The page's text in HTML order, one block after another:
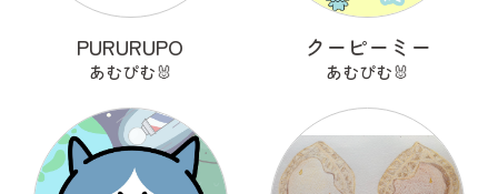
PURURUPO
あむぴむ🐰
クーピーミー
あむぴむ🐰